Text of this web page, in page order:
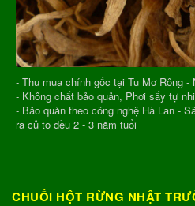
- Thu mua chính gốc tại Tu Mơ Rông -
- Không chất bảo quản, Phơi sấy tự
- Bảo quản theo công nghệ Hà Lan -
ra củ to đều 2 - 3 năm tuổi
CHUỐI HỘT RỪNG NHẬT